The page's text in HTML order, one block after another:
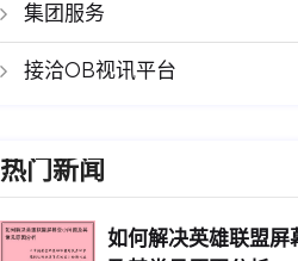
集团服务
接洽OB视讯平台
热门新闻
如何解决英雄联盟屏